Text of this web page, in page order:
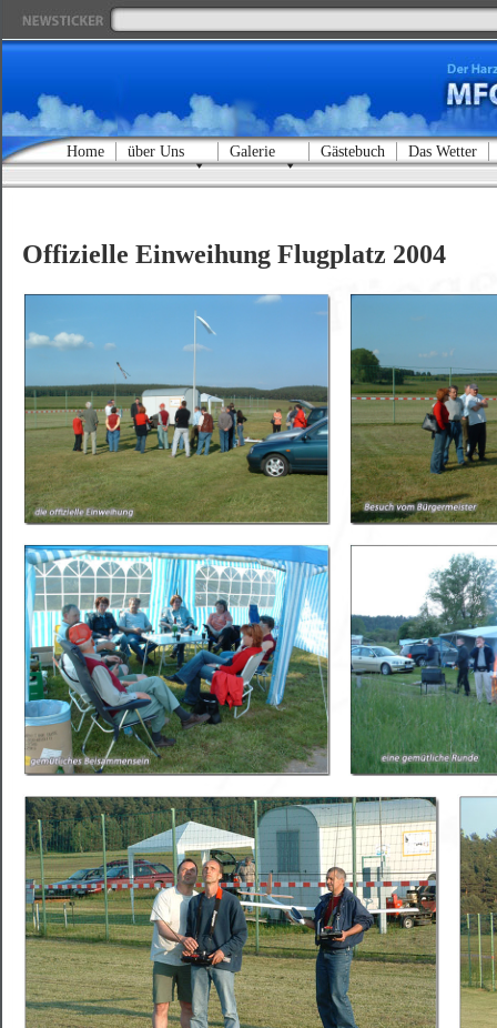
Home über Uns Galerie Gästebuch Das Wetter
Offizielle Einweihung Flugplatz 2004